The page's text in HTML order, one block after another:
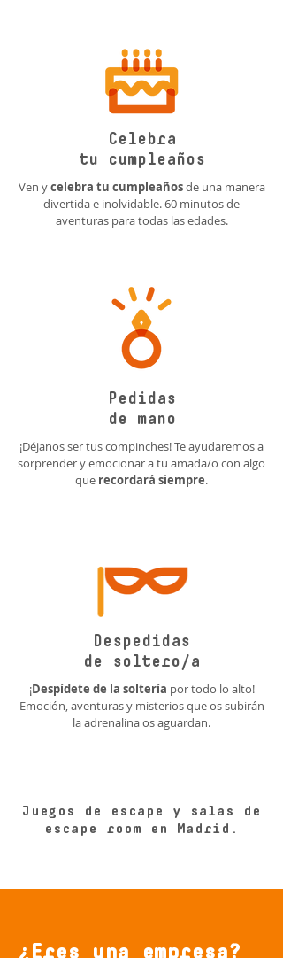
Celebra
tu cumpleaños
Ven ycelebra tu cumpleañosde una manera
divertida e inolvidable. 60 minutos de
aventuras para todas las edades.
Pedidas
de mano
¡Déjanos ser tus compinches! Te ayudaremos a
sorprender y emocionar a tu amada/o con algo
que recordará siempre.
Despedidas
de soltero/a
¡Despídete de la soltería por todo lo alto!
Emoción, aventuras y misterios que os subirán
la adrenalina os aguardan.
Juegos de escape y salas de
escape room en Madrid.
¿Eres una empresa?